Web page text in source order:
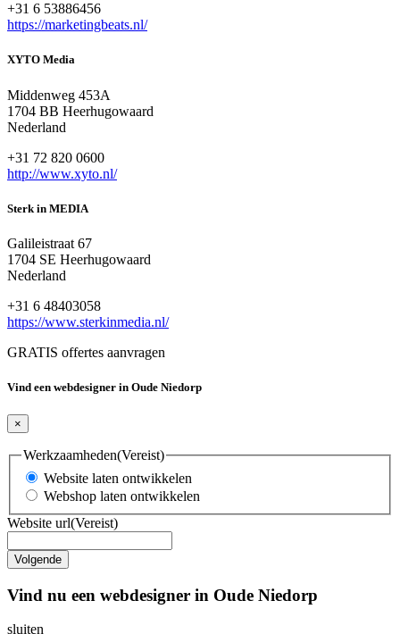
+31 6 53886456
https://marketingbeats.nl/
XYTO Media
Middenweg 453A
1704 BB Heerhugowaard
Nederland
+31 72 820 0600
http://www.xyto.nl/
Sterk in MEDIA
Galileistraat 67
1704 SE Heerhugowaard
Nederland
+31 6 48403058
https://www.sterkinmedia.nl/
GRATIS offertes aanvragen
Vind een webdesigner in Oude Niedorp
×
Werkzaamheden(Vereist)
Website laten ontwikkelen
Webshop laten ontwikkelen
Website url(Vereist)
Vind nu een webdesigner in Oude Niedorp
sluiten